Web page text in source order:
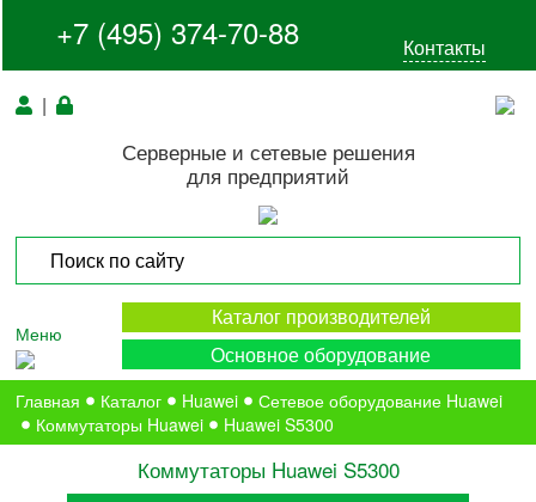
+7 (495) 374-70-88 Контакты
|
Серверные и сетевые решения
для предприятий
Меню
Каталог производителей
Основное оборудование
Главная Каталог Huawei
Сетевое оборудование Huawei
Коммутаторы Huawei
Huawei S5300
Коммутаторы Huawei S5300